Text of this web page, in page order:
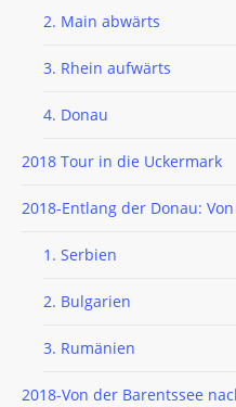
2. Main abwärts
3. Rhein aufwärts
4. Donau
2018 Tour in die Uckermark
2018-Entlang der Donau:
1. Serbien
2. Bulgarien
3. Rumänien
2018-Von der Barentssee